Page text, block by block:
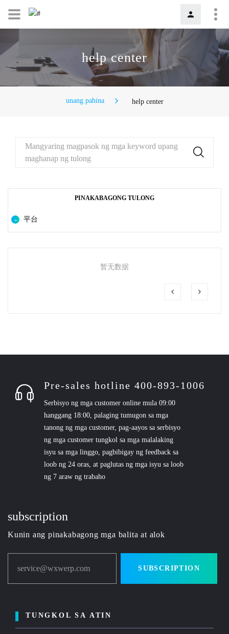
help center
unang pahina help center
Mangyaring magpasok ng mga keyword upang
maghanap ng tulong
PINAKABAGONG TULONG
平台
暂无数据
Pre-sales hotline 400-893-1006
Serbisyo ng mga customer online mula 09:00
hanggang 18:00, palaging tumugon sa mga
tanong ng mga customer, pag-aayos sa serbisyo
ng mga customer tungkol sa mga malalaking
isyu sa mga linggo, pagbibigay ng feedback sa
loob ng 24 oras, at paglutas ng mga isyu sa loob
ng 7 araw ng trabaho
subscription
Kunin ang pinakabagong mga balita at alok
service@wxwerp.com SUBSCRIPTION
TUNGKOL SA ATIN